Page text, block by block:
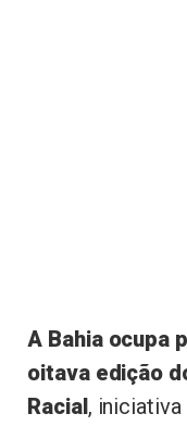
A Bahia ocupa
oitava edição
Racial,